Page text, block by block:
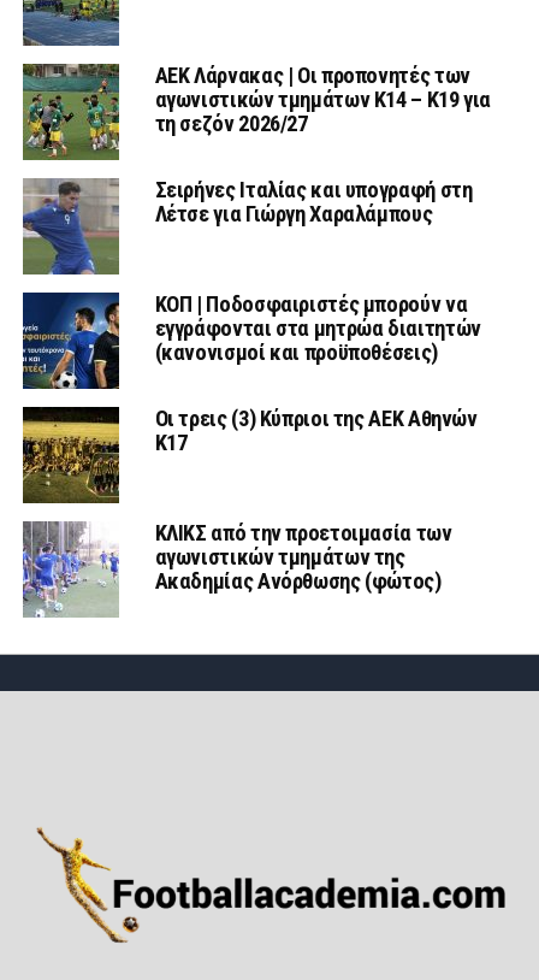
AEK Λάρνακας | Οι προπονητές των
αγωνιστικών τμημάτων Κ14 – Κ19 για
τη σεζόν 2026/27
Σειρήνες Ιταλίας και υπογραφή στη
Λέτσε για Γιώργη Χαραλάμπους
ΚΟΠ | Ποδοσφαιριστές μπορούν να
εγγράφονται στα μητρώα διαιτητών
(κανονισμοί και προϋποθέσεις)
Οι τρεις (3) Κύπριοι της ΑΕΚ Αθηνών
Κ17
ΚΛΙΚΣ από την προετοιμασία των
αγωνιστικών τμημάτων της
Ακαδημίας Ανόρθωσης (φώτος)